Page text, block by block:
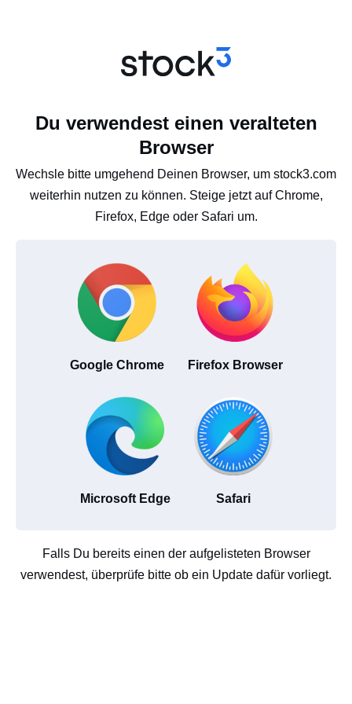
Du verwendest einen veralteten
Browser
Wechsle bitte umgehend Deinen Browser, um stock3.com
weiterhin nutzen zu können. Steige jetzt auf Chrome,
Firefox, Edge oder Safari um.
Google Chrome Firefox Browser
Microsoft Edge Safari
Falls Du bereits einen der aufgelisteten Browser
verwendest, überprüfe bitte ob ein Update dafür vorliegt.